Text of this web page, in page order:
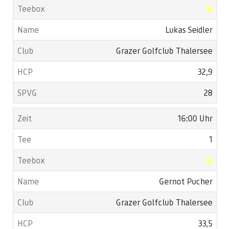
Lukas Seidler
Grazer Golfclub Thalersee
32,9
28
16:00 Uhr
1
Gernot Pucher
Grazer Golfclub Thalersee
33,5